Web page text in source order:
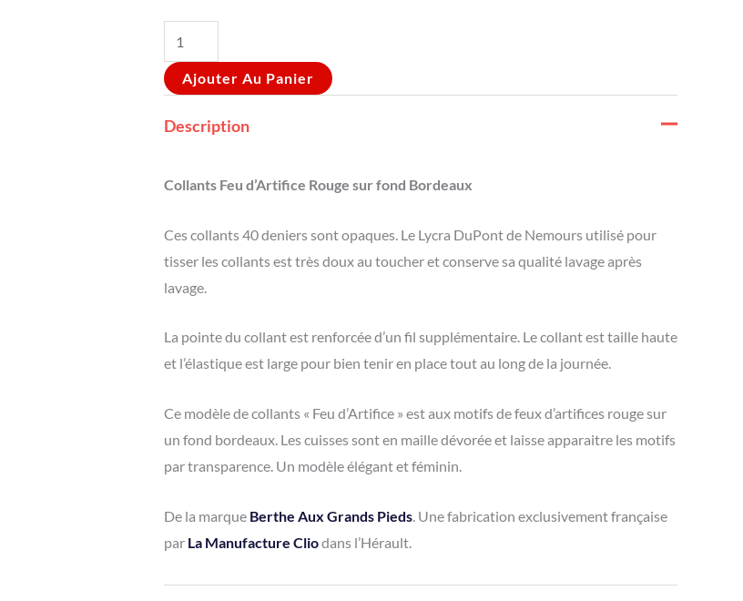
Ajouter Au Panier
Description
Collants Feu d’Artifice Rouge sur fond Bordeaux
Ces collants 40 deniers sont opaques. Le Lycra DuPont de Nemours utilisé pour
tisser les collants est très doux au toucher et conserve sa qualité lavage après
lavage.
La pointe du collant est renforcée d’un fil supplémentaire. Le collant est taille haute
et l’élastique est large pour bien tenir en place tout au long de la journée.
Ce modèle de collants « Feu d’Artifice » est aux motifs de feux d’artifices rouge sur
un fond bordeaux. Les cuisses sont en maille dévorée et laisse apparaitre les motifs
par transparence. Un modèle élégant et féminin.
De la marque Berthe Aux Grands Pieds . Une fabrication exclusivement française
par La Manufacture Cliodans l’Hérault.